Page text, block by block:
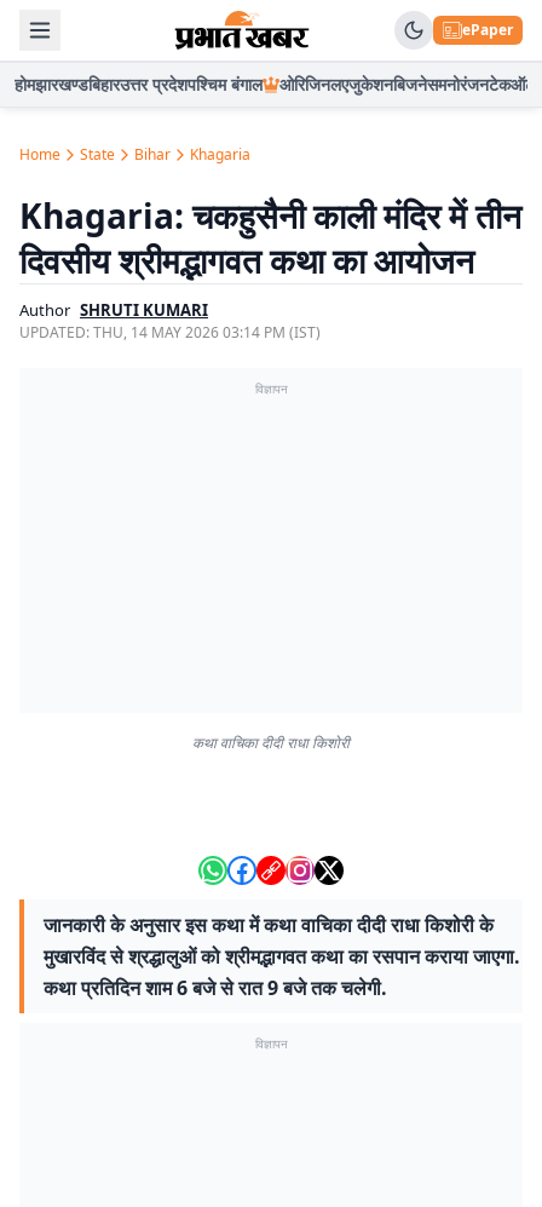
ePaper
होमझारखण्डबिहारउत्तर प्रदेशपश्चिम बंगाल ओरिजिनलएजुकेशनबिजनेसमनोरंजनटेकऑटो
Home State Bihar Khagaria
Khagaria: चकहुसैनी काली मंदिर में तीन
दिवसीय श्रीमद्भागवत कथा का आयोजन
Author SHRUTI KUMARI
UPDATED:THU, 14 MAY 2026 03:14 PM (IST)
विज्ञापन
कथा वाचिका दीदी राधा किशोरी
जानकारी के अनुसार इस कथा में कथा वाचिका दीदी राधा किशोरी के
मुखारविंद से श्रद्धालुओं को श्रीमद्भागवत कथा का रसपान कराया जाएगा.
कथा प्रतिदिन शाम 6 बजे से रात 9 बजे तक चलेगी.
विज्ञापन